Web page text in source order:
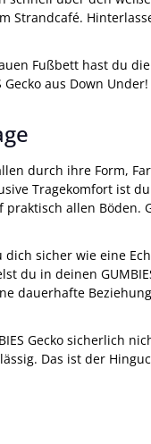
Strandcafé.
Fußbett hast du
aus Down Under!
durch ihre Form,
Tragekomfort ist
allen Böden.
sicher wie eine
du in deinen
dauerhafte
Gecko sicherlich
Das ist der